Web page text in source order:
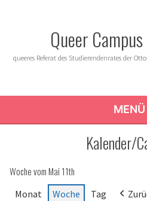
Queer
queeres Referat des Studierendenrates der
MENÜ
Kalender/
Woche vom Mai 11th
Monat Woche Tag